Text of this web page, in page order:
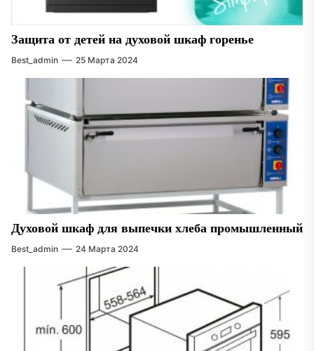
Защита от детей на духовой шкаф горенье
Best_admin 25 Марта 2024
Духовой шкаф для выпечки хлеба промышленный
Best_admin 24 Марта 2024